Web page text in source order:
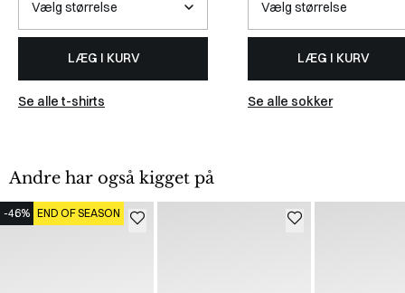
LÆG I KURV
Se alle t-shirts
LÆG I KURV
Se alle sokker
Andre har også kigget på
-46% END OF SEASON